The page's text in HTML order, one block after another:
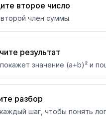
второе число
член суммы.
результат
значение (a+b)² и
разбор
шаг, чтобы понять